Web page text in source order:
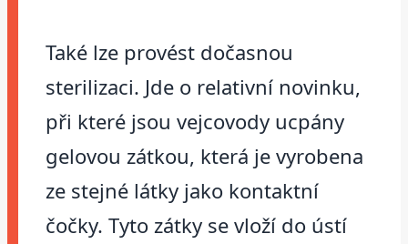
Také lze provést dočasnou
sterilizaci. Jde o relativní novinku,
při které jsou vejcovody ucpány
gelovou zátkou, která je vyrobena
ze stejné látky jako kontaktní
čočky. Tyto zátky se vloží do ústí